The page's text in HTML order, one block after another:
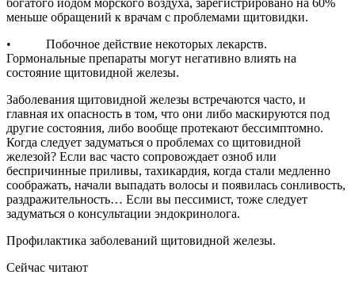
меньше обращений к врачам с проблемами щитовидки.
• Побочное действие некоторых лекарств.
Гормональные препараты могут негативно влиять на
состояние щитовидной железы.
Заболевания щитовидной железы встречаются часто, и
главная их опасность в том, что они либо маскируются под
другие состояния, либо вообще протекают бессимптомно.
Когда следует задуматься о проблемах со щитовидной
железой? Если вас часто сопровождает озноб или
беспричинные приливы, тахикардия, когда стали медленно
соображать, начали выпадать волосы и появилась сонливость,
раздражительность… Если вы пессимист, тоже следует
задуматься о консультации эндокринолога.
Профилактика заболеваний щитовидной железы.
Сейчас читают